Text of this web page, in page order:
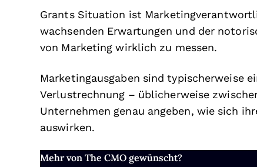
Grants Situation ist
wachsenden Erwartungen und der
von Marketing wirklich zu messen.
Marketingausgaben sind typischerweise
Verlustrechnung – üblicherweise
Unternehmen genau angeben, wie sich
auswirken.
Mehr von The CMO gewünscht?